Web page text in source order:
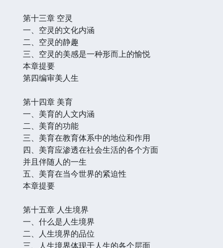
第十三章 空灵
一、空灵的文化内涵
二、空灵的静趣
三、空灵的美感是一种形而上的愉悦
本章提要
第四编审美人生
第十四章 美育
一、美育的人文内涵
二、美育的功能
三、美育在教育体系中的地位和作用
四、美育应渗透在社会生活的各个方面
并且伴随人的一生
五、美育在当今世界的紧迫性
本章提要
第十五章 人生境界
一、什么是人生境界
二、人生境界的品位
三、人生境界体现于人生的各个层面